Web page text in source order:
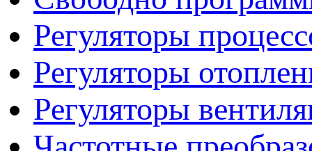
Регуляторы
Регуляторы
Регуляторы